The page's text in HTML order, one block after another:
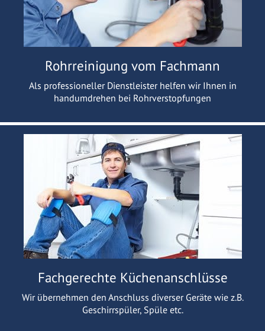
Rohrreinigung vom Fachmann
Als professioneller Dienstleister helfen wir Ihnen in
handumdrehen bei Rohrverstopfungen
Fachgerechte Küchenanschlüsse
Wir übernehmen den Anschluss diverser Geräte wie z.B.
Geschirrspüler, Spüle etc.